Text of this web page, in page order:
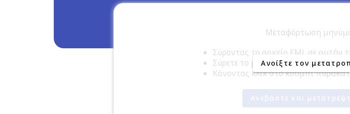
Μεταφόρτωση
Σύροντας το αρχείο EML σε αυτήν
Σύρετε το μήνυμα από το
Κάνοντας κλικ στο κουμπί
Ανεβάστε και
Ανοίξτε τον